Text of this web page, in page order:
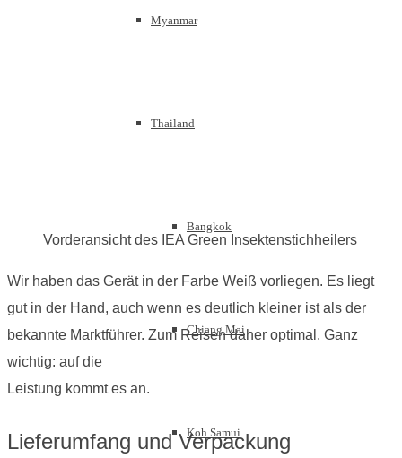
Myanmar
Thailand
Bangkok
Chiang Mai
Koh Samui
Vorderansicht des IEA Green Insektenstichheilers
Wir haben das Gerät in der Farbe Weiß vorliegen. Es liegt
gut in der Hand, auch wenn es deutlich kleiner ist als der
bekannte Marktführer. Zum Reisen daher optimal. Ganz
wichtig: auf die
Leistung kommt es an.
Lieferumfang und Verpackung